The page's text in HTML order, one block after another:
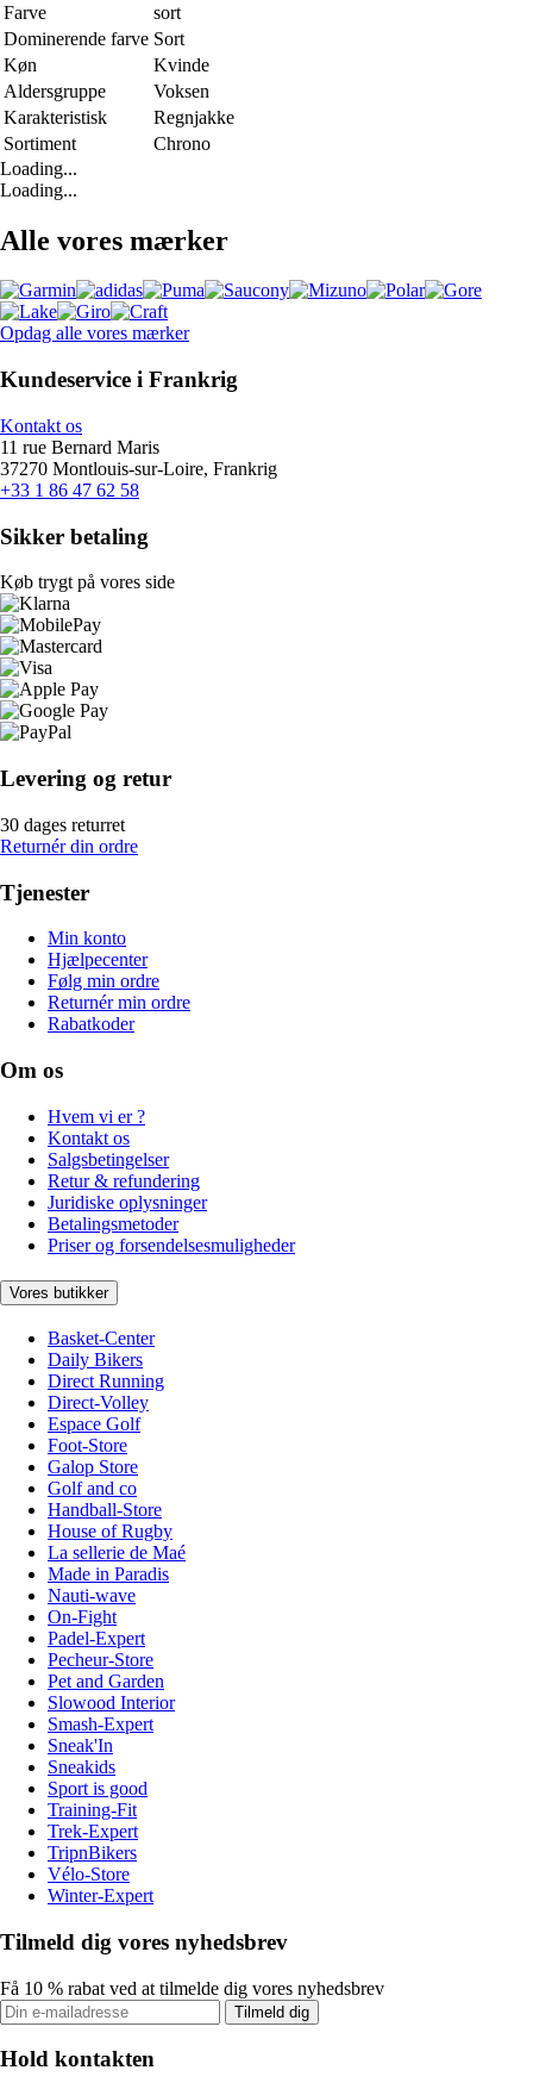
Farve
sort
Dominerende farve Sort
Køn
Kvinde
Aldersgruppe
Voksen
Karakteristisk
Regnjakke
Sortiment
Chrono
Loading...
Loading...
Alle vores mærker
Opdag alle vores mærker
Kundeservice i Frankrig
Kontakt os
11 rue Bernard Maris
37270 Montlouis-sur-Loire, Frankrig
+33 1 86 47 62 58
Sikker betaling
Køb trygt på vores side
Levering og retur
30 dages returret
Returnér din ordre
Tjenester
Min konto
Hjælpecenter
Følg min ordre
Returnér min ordre
Rabatkoder
Om os
Hvem vi er ?
Kontakt os
Salgsbetingelser
Retur & refundering
Juridiske oplysninger
Betalingsmetoder
Priser og forsendelsesmuligheder
Vores butikker
Basket-Center
Daily Bikers
Direct Running
Direct-Volley
Espace Golf
Foot-Store
Galop Store
Golf and co
Handball-Store
House of Rugby
La sellerie de Maé
Made in Paradis
Nauti-wave
On-Fight
Padel-Expert
Pecheur-Store
Pet and Garden
Slowood Interior
Smash-Expert
Sneak'In
Sneakids
Sport is good
Training-Fit
Trek-Expert
TripnBikers
Vélo-Store
Winter-Expert
Tilmeld dig vores nyhedsbrev
Få 10 % rabat ved at tilmelde dig vores nyhedsbrev
Tilmeld dig
Hold kontakten